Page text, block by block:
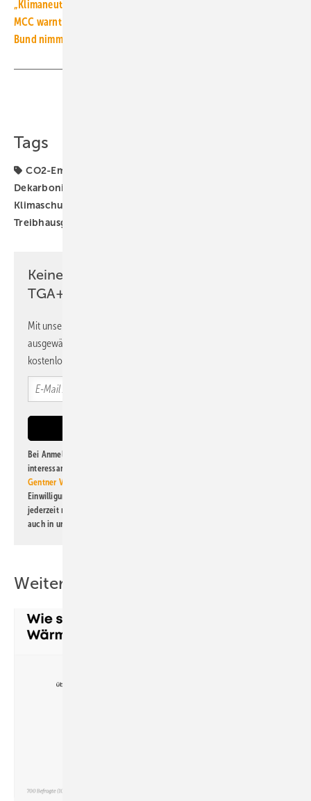
„Klimaneutrales“ Erdgas: DUH geht gegen 15 Gasversorger vor
MCC warnt vor Fehlschluss: Netto-null ist nicht klimaneutral
Bund nimmt 2023 mit Emissionshandel über 18 Mrd. Euro ein
Tags
CO2-Emissionen
Dekarbonisierung
Klimaschutzziele
Treibhausgas-Budget
Keine Zeit? Kein Problem mit dem
TGA+E Newsletter!
Mit unserem Newsletter erhalten Sie regelmäßig von uns
ausgewählte Informationen und Neuigkeiten, gebündelt und
kostenlos direkt ins Postfach.
Bei Anmeldung zu diesem Newsletter bin ich damit einverstanden, über
interessante Verlags- und Online-Angebote
Gentner Verlag GmbH & Co. KG
Einwilligung kann ich jederzeit widerrufen und eine Abmeldung ist
jederzeit möglich. Informationen zum Umgang mit Daten finden Sie
auch in unserer
Weitere Inhalte